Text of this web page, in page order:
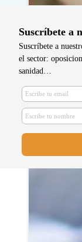
Suscríbete a
Suscríbete a
el sector:
sanidad…